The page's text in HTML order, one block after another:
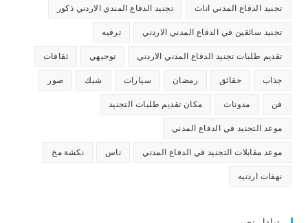
تجنيد الدفاع المدني اناث تجنيد الدفاع المندي الاردني ذكور
تجنيد سائقين في الدفاع المدني الاردني ترفيه
تقديم طلبات تجنيد الدفاع المدني الاردني توجيهي ثقافات
جذاب حقائق رمضان سيارات شيك صور
فن مدونات مكان تقديم طلبات التجنيد
موعد التجنيد في الدفاع المدني
موعد مقابلات التجنيد في الدفاع المدني ناس نكشة مخ
نهفات اردنيه